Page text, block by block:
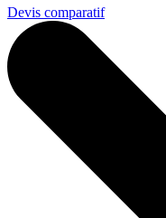
Devis comparatif